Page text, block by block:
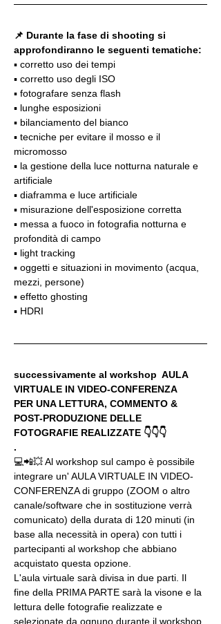
📌 Durante la fase di shooting si
approfondiranno le seguenti tematiche:
▪️ corretto uso dei tempi
▪️ corretto uso degli ISO
▪️ fotografare senza flash
▪️ lunghe esposizioni
▪️ bilanciamento del bianco
▪️ tecniche per evitare il mosso e il
micromosso
▪️ la gestione della luce notturna naturale e
artificiale
▪️ diaframma e luce artificiale
▪️ misurazione dell'esposizione corretta
▪️ messa a fuoco in fotografia notturna e
profondità di campo
▪️ light tracking
▪️ oggetti e situazioni in movimento (acqua,
mezzi, persone)
▪️ effetto ghosting
▪️ HDRI
successivamente al workshop  AULA
VIRTUALE IN VIDEO-CONFERENZA
PER UNA LETTURA, COMMENTO &
POST-PRODUZIONE DELLE
FOTOGRAFIE REALIZZATE 👇👇👇
.
💻📲💥 Al workshop sul campo è possibile
integrare un' AULA VIRTUALE IN VIDEO-
CONFERENZA di gruppo (ZOOM o altro
canale/software che in sostituzione verrà
comunicato) della durata di 120 minuti (in
base alla necessità in opera) con tutti i
partecipanti al workshop che abbiano
acquistato questa opzione.
L'aula virtuale sarà divisa in due parti. Il
fine della PRIMA PARTE sarà la visone e la
lettura delle fotografie realizzate e
selezionate da ognuno durante il workshop,